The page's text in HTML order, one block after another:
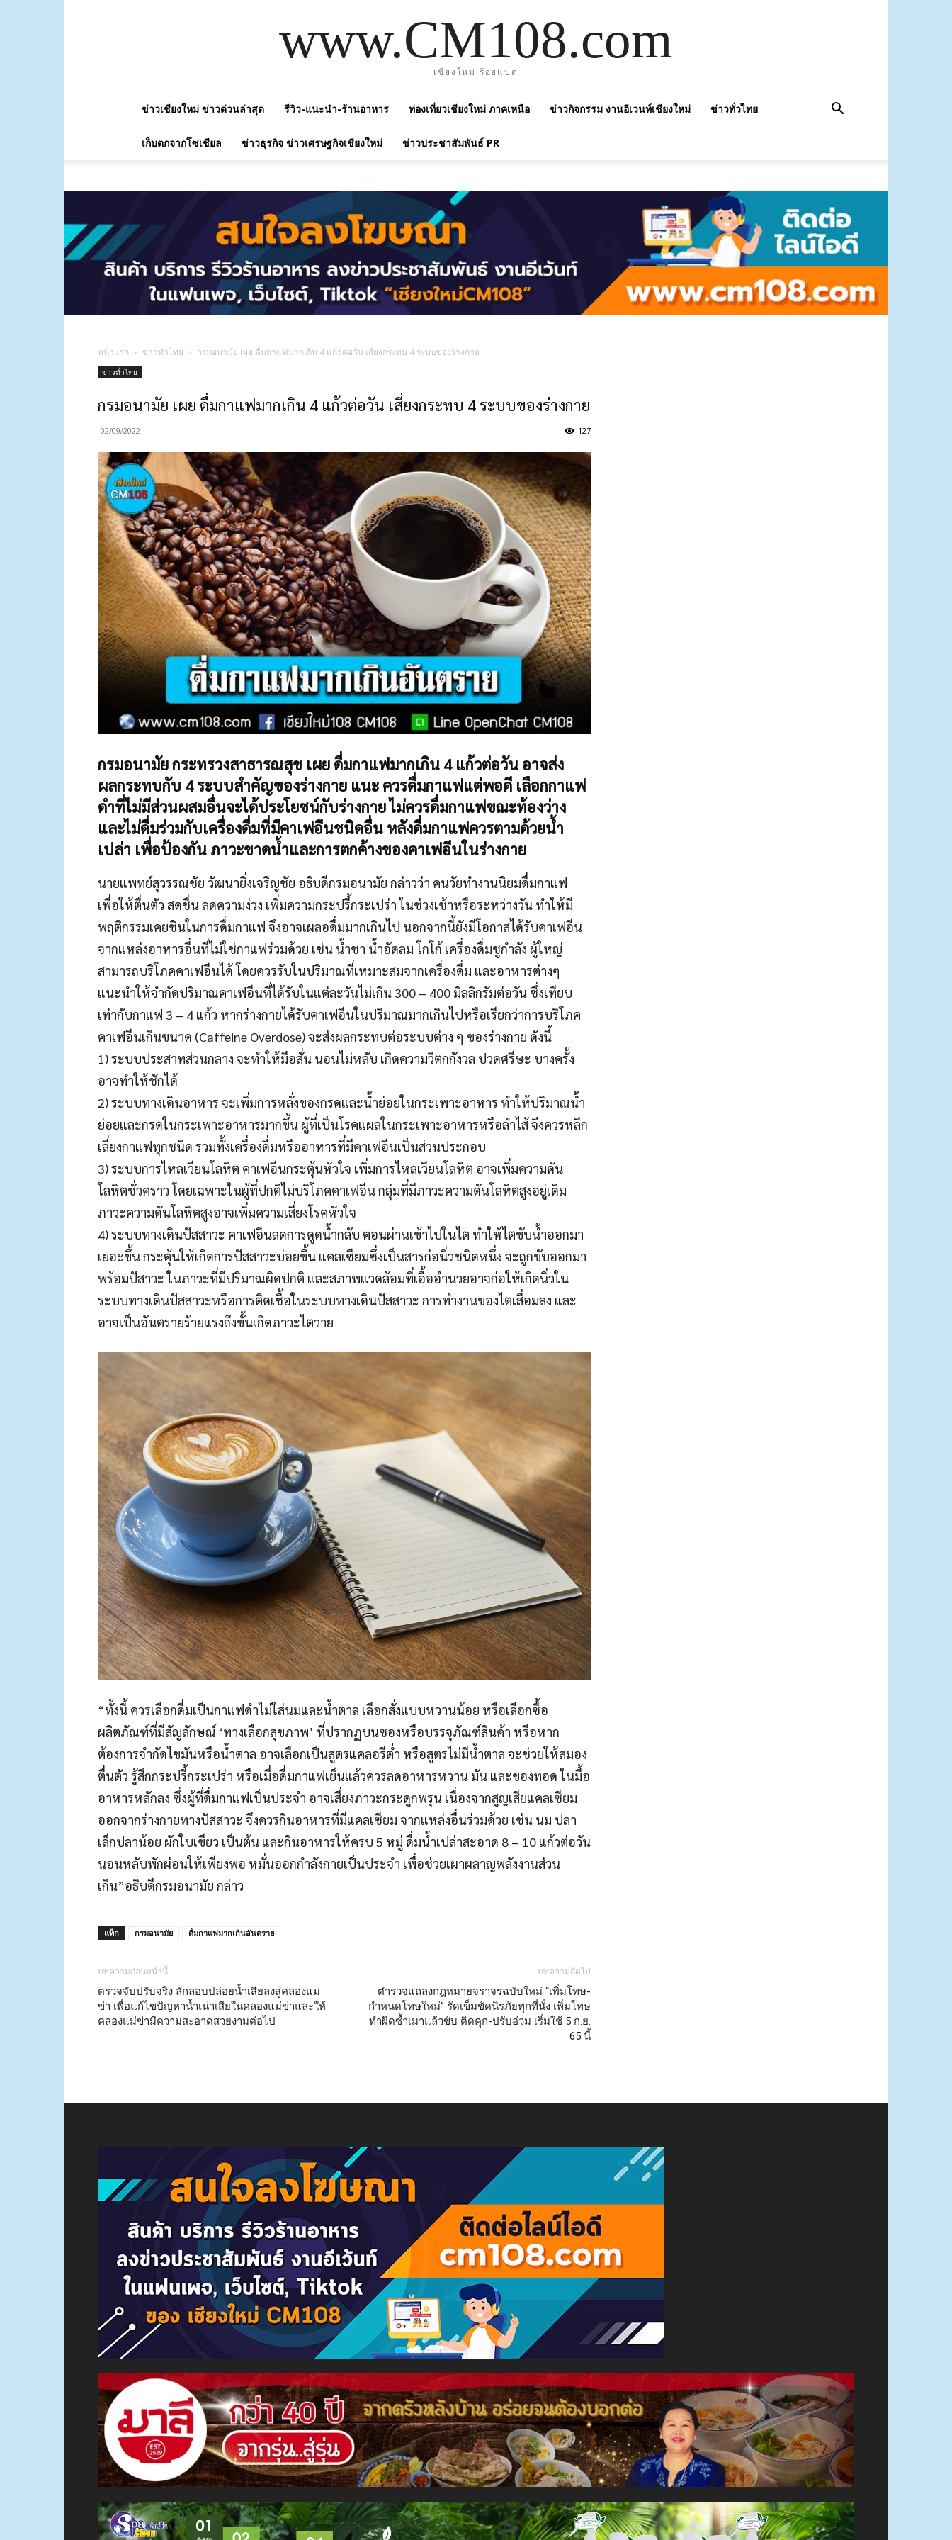
www.CM108.com
เชียงใหม่ ร้อยแปด
ข่าวเชียงใหม่ ข่าวด่วนล่าสุด รีวิว-แนะนำ-ร้านอาหาร ท่องเที่ยวเชียงใหม่ ภาคเหนือ ข่าวกิจกรรม งานอีเวนท์เชียงใหม่ ข่าวทั่วไทย
เก็บตกจากโซเชียล ข่าวธุรกิจ ข่าวเศรษฐกิจเชียงใหม่ ข่าวประชาสัมพันธ์ PR
หน้าแรก ข่าวทั่วไทย กรมอนามัย เผย ดื่มกาแฟมากเกิน 4 แก้วต่อวัน เสี่ยงกระทบ 4 ระบบของร่างกาย
ข่าวทั่วไทย
กรมอนามัย เผย ดื่มกาแฟมากเกิน 4 แก้วต่อวัน เสี่ยงกระทบ 4 ระบบของร่างกาย
02/09/2022 127
กรมอนามัย กระทรวงสาธารณสุข เผย ดื่มกาแฟมากเกิน 4 แก้วต่อวัน อาจส่ง
ผลกระทบกับ 4 ระบบสำคัญของร่างกาย แนะ ควรดื่มกาแฟแต่พอดี เลือกกาแฟ
ดำที่ไม่มีส่วนผสมอื่นจะได้ประโยชน์กับร่างกาย ไม่ควรดื่มกาแฟขณะท้องว่าง
และไม่ดื่มร่วมกับเครื่องดื่มที่มีคาเฟอีนชนิดอื่น หลังดื่มกาแฟควรตามด้วยน้ำ
เปล่า เพื่อป้องกัน ภาวะขาดน้ำและการตกค้างของคาเฟอีนในร่างกาย
นายแพทย์สุวรรณชัย วัฒนายิ่งเจริญชัย อธิบดีกรมอนามัย กล่าวว่า คนวัยทำงานนิยมดื่มกาแฟ
เพื่อให้ตื่นตัว สดชื่น ลดความง่วง เพิ่มความกระปรี้กระเปร่า ในช่วงเช้าหรือระหว่างวัน ทำให้มี
พฤติกรรมเคยชินในการดื่มกาแฟ จึงอาจเผลอดื่มมากเกินไป นอกจากนี้ยังมีโอกาสได้รับคาเฟอีน
จากแหล่งอาหารอื่นที่ไม่ใช่กาแฟร่วมด้วย เช่น น้ำชา น้ำอัดลม โกโก้ เครื่องดื่มชูกำลัง ผู้ใหญ่
สามารถบริโภคคาเฟอีนได้ โดยควรรับในปริมาณที่เหมาะสมจากเครื่องดื่ม และอาหารต่างๆ
แนะนำให้จำกัดปริมาณคาเฟอีนที่ได้รับในแต่ละวันไม่เกิน 300 – 400 มิลลิกรัมต่อวัน ซึ่งเทียบ
เท่ากับกาแฟ 3 – 4 แก้ว หากร่างกายได้รับคาเฟอีนในปริมาณมากเกินไปหรือเรียกว่าการบริโภค
คาเฟอีนเกินขนาด (Caffeine Overdose) จะส่งผลกระทบต่อระบบต่าง ๆ ของร่างกาย ดังนี้
1) ระบบประสาทส่วนกลาง จะทำให้มือสั่น นอนไม่หลับ เกิดความวิตกกังวล ปวดศรีษะ บางครั้ง
อาจทำให้ชักได้
2) ระบบทางเดินอาหาร จะเพิ่มการหลั่งของกรดและน้ำย่อยในกระเพาะอาหาร ทำให้ปริมาณน้ำ
ย่อยและกรดในกระเพาะอาหารมากขึ้น ผู้ที่เป็นโรคแผลในกระเพาะอาหารหรือลำไส้ จึงควรหลีก
เลี่ยงกาแฟทุกชนิด รวมทั้งเครื่องดื่มหรืออาหารที่มีคาเฟอีนเป็นส่วนประกอบ
3) ระบบการไหลเวียนโลหิต คาเฟอีนกระตุ้นหัวใจ เพิ่มการไหลเวียนโลหิต อาจเพิ่มความดัน
โลหิตชั่วคราว โดยเฉพาะในผู้ที่ปกติไม่บริโภคคาเฟอีน กลุ่มที่มีภาวะความดันโลหิตสูงอยู่เดิม
ภาวะความดันโลหิตสูงอาจเพิ่มความเสี่ยงโรคหัวใจ
4) ระบบทางเดินปัสสาวะ คาเฟอีนลดการดูดน้ำกลับ ตอนผ่านเข้าไปในไต ทำให้ไตขับน้ำออกมา
เยอะขึ้น กระตุ้นให้เกิดการปัสสาวะบ่อยขึ้น แคลเซียมซึ่งเป็นสารก่อนิ่วชนิดหนึ่ง จะถูกขับออกมา
พร้อมปัสาวะ ในภาวะที่มีปริมาณผิดปกติ และสภาพแวดล้อมที่เอื้ออำนวยอาจก่อให้เกิดนิ่วใน
ระบบทางเดินปัสสาวะหรือการติดเชื้อในระบบทางเดินปัสสาวะ การทำงานของไตเสื่อมลง และ
อาจเป็นอันตรายร้ายแรงถึงขั้นเกิดภาวะไตวาย
“ทั้งนี้ ควรเลือกดื่มเป็นกาแฟดำไม่ใส่นมและน้ำตาล เลือกสั่งแบบหวานน้อย หรือเลือกซื้อ
ผลิตภัณฑ์ที่มีสัญลักษณ์ ‘ทางเลือกสุขภาพ’ ที่ปรากฏบนซองหรือบรรจุภัณฑ์สินค้า หรือหาก
ต้องการจำกัดไขมันหรือน้ำตาล อาจเลือกเป็นสูตรแคลอรีต่ำ หรือสูตรไม่มีน้ำตาล จะช่วยให้สมอง
ตื่นตัว รู้สึกกระปรี้กระเปร่า หรือเมื่อดื่มกาแฟเย็นแล้วควรลดอาหารหวาน มัน และของทอด ในมื้อ
อาหารหลักลง ซึ่งผู้ที่ดื่มกาแฟเป็นประจำ อาจเสี่ยงภาวะกระดูกพรุน เนื่องจากสูญเสียแคลเซียม
ออกจากร่างกายทางปัสสาวะ จึงควรกินอาหารที่มีแคลเซียม จากแหล่งอื่นร่วมด้วย เช่น นม ปลา
เล็กปลาน้อย ผักใบเขียว เป็นต้น และกินอาหารให้ครบ 5 หมู่ ดื่มน้ำเปล่าสะอาด 8 – 10 แก้วต่อวัน
นอนหลับพักผ่อนให้เพียงพอ หมั่นออกกำลังกายเป็นประจำ เพื่อช่วยเผาผลาญพลังงานส่วน
เกิน”อธิบดีกรมอนามัย กล่าว
แท็ก กรมอนามัย ดื่มกาแฟมากเกินอันตราย
บทความก่อนหน้านี้
ตรวจจับปรับจริง ลักลอบปล่อยน้ำเสียลงสู่คลองแม่
ข่า เพื่อแก้ไขปัญหาน้ำเน่าเสียในคลองแม่ข่าและให้
คลองแม่ข่ามีความสะอาดสวยงามต่อไป
บทความถัดไป
ตำรวจแถลงกฎหมายจราจรฉบับใหม่ “เพิ่มโทษ-
กำหนดโทษใหม่” รัดเข็มขัดนิรภัยทุกที่นั่ง เพิ่มโทษ
ทำผิดซ้ำเมาแล้วขับ ติดคุก-ปรับอ่วม เริ่มใช้ 5 ก.ย.
65 นี้